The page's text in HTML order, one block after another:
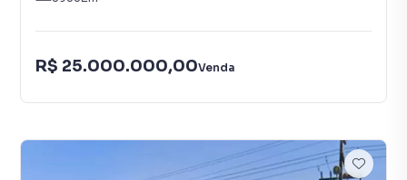
R$ 25.000.000,00Venda